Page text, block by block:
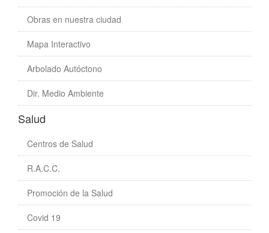
Obras en nuestra ciudad
Mapa Interactivo
Arbolado Autóctono
Dir. Medio Ambiente
Salud
Centros de Salud
R.A.C.C.
Promoción de la Salud
Covid 19